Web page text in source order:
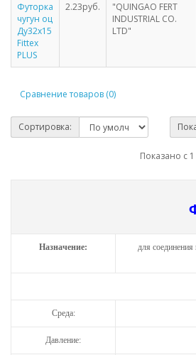
Футорка
чугун оц
Ду32х15
Fittex
PLUS
2.23руб.
"QUINGAO FERT
INDUSTRIAL CO.
LTD"
Сравнение товаров (0)
Сортировка:
Показано с
Назначение:
для
Среда:
Давление: